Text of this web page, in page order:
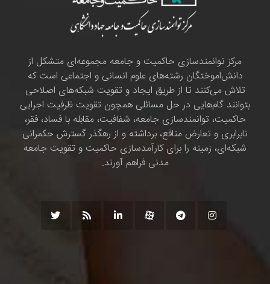
مرکز توانمندسازی حاکمیت و جامعه مجموعه‌ای متشکل از
دانش‌اموختگان رشته‌های علوم انسانی و اجتماعی است که
تلاش می‌کنند تا از طریق ایجاد و تقویت شبکه‌های اصلاحی
بتوانند گام‌هایی در حل مسائلی همچون تقویت ظرفیت اجرایی
حاکمیت، توانمندسازی جامعه، شفافیت، مقابله با فساد، فقر،
نابرابری و تعارض منافع، برداشته و از رهگذر گسترش حکمرانی
شبکه‌ای، زمینه را برای کارآمدسازی حاکمیت و تقویت جامعه
مدنی فراهم آورند.